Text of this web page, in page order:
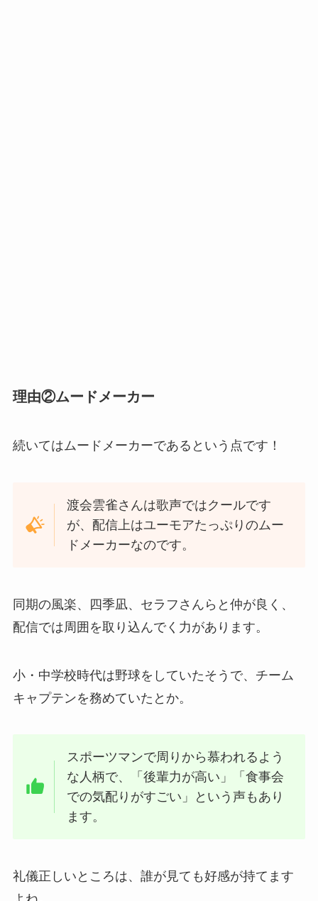
理由②ムードメーカー
続いてはムードメーカーであるという点です！
渡会雲雀さんは歌声ではクールです
が、配信上はユーモアたっぷりのムー
ドメーカーなのです。
同期の風楽、四季凪、セラフさんらと仲が良く、
配信では周囲を取り込んでく力があります。
小・中学校時代は野球をしていたそうで、チーム
キャプテンを務めていたとか。
スポーツマンで周りから慕われるよう
な人柄で、「後輩力が高い」「食事会
での気配りがすごい」という声もあり
ます。
礼儀正しいところは、誰が見ても好感が持てます